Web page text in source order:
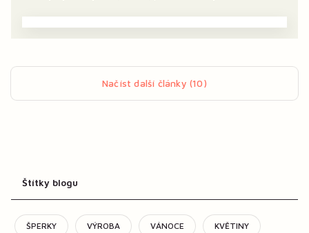
Štítky blogu
ŠPERKY VÝROBA VÁNOCE KVĚTINY
květinové šperky z kolekce Kačrálky? Každý náhrdelník,
náušnice či náramek z nové kolekce
Načíst další články (10)